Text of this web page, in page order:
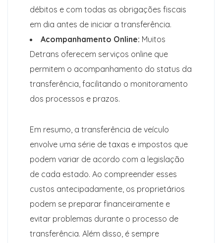
débitos e com todas as obrigações fiscais
em dia antes de iniciar a transferência.
Acompanhamento Online: Muitos
Detrans oferecem serviços online que
permitem o acompanhamento do status da
transferência, facilitando o monitoramento
dos processos e prazos.
Em resumo, a transferência de veículo
envolve uma série de taxas e impostos que
podem variar de acordo com a legislação
de cada estado. Ao compreender esses
custos antecipadamente, os proprietários
podem se preparar financeiramente e
evitar problemas durante o processo de
transferência. Além disso, é sempre